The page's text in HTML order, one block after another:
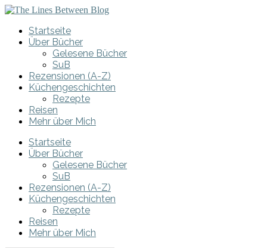
Startseite
Über Bücher
Gelesene Bücher
SuB
Rezensionen (A-Z)
Küchengeschichten
Rezepte
Reisen
Mehr über Mich
Startseite
Über Bücher
Gelesene Bücher
SuB
Rezensionen (A-Z)
Küchengeschichten
Rezepte
Reisen
Mehr über Mich